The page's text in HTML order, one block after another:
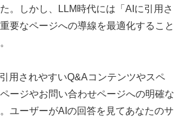
。しかし、LLM時代には「AIに引用さ
要なページへの導線を最適化すること
用されやすいQ&Aコンテンツやスペ
ージやお問い合わせページへの明確な
ユーザーがAIの回答を見てあなたのサ